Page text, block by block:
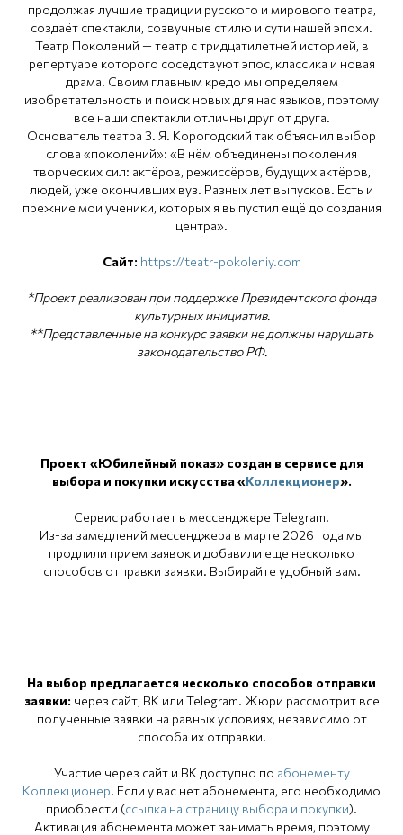
продолжая лучшие традиции русского и мирового театра,
создаёт спектакли, созвучные стилю и сути нашей эпохи.
Театр Поколений — театр с тридцатилетней историей, в
репертуаре которого соседствуют эпос, классика и новая
драма. Своим главным кредо мы определяем
изобретательность и поиск новых для нас языков, поэтому
все наши спектакли отличны друг от друга.
Основатель театра З. Я. Корогодский так объяснил выбор
слова «поколений»: «В нём объединены поколения
творческих сил: актёров, режиссёров, будущих актёров,
людей, уже окончивших вуз. Разных лет выпусков. Есть и
прежние мои ученики, которых я выпустил ещё до создания
центра».
Сайт: https://teatr-pokoleniy.com
*Проект реализован при поддержке Президентского фонда
культурных инициатив.
**Представленные на конкурс заявки не должны нарушать
законодательство РФ.
Проект «Юбилейный показ» создан в сервисе для
выбора и покупки искусства «Коллекционер».
Сервис работает в мессенджере Telegram.
Из-за замедлений мессенджера в марте 2026 года мы
продлили прием заявок и добавили еще несколько
способов отправки заявки. Выбирайте удобный вам.
На выбор предлагается несколько способов отправки
заявки: через сайт, ВК или Telegram. Жюри рассмотрит все
полученные заявки на равных условиях, независимо от
способа их отправки.
Участие через сайт и ВК доступно по абонементу
Коллекционер. Если у вас нет абонемента, его необходимо
приобрести (ссылка на страницу выбора и покупки).
Активация абонемента может занимать время, поэтому